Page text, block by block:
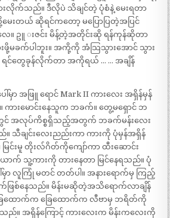
ားလိုက်သည်။ ဒီလိုပဲ သိချင်တဲ့ ပုံစံနဲ့ မေးရတာ
မေးတယ် ဆိုရင်ကတော့ မပြောပြတဲ့အပြင်
လေ။ ဥူ းဇင်း မိန့်တဲ့အတိုင်းဆို ရန်ကုန်ဆိုတာ
ဖို့မခက်ပါဘူး။ အကို့ကို အံသြသွားအောင် သွား
ရင်တွေခုန်လိုက်တာ အကိုရယ် … … အချိန်
ါ်မှာ အဖြူ ရောင် Mark II ကားလေး အရှိန်မှန်
ကားမောင်းနေသူက ဘခက်။ တွေ့မရှောင် ဘ
းတွင် အလုပ်ကိစ္စရှိသည့်အတွက် ဘခက်မန်းလေး
။ သီချင်းလေးညည်းကာ ကားကို ပုံမှန်အရှိန်
မြင်းမူ တိုးလ်ဂိတ်ကိုကျော်ကာ ထီးဆောင်း
က် သူ့ကားကို တားနေတာ မြင်နေရသည်။ ပုံ
မှာ လူကြုံ မတင် တတ်ပါ။ အနားရောက်မှ ကြည့်
ဖြစ်နေသည်။ မိန်းမဆိုတဲ့အသိရောက်လာချိန်
ြေထောက်က ခြေထောက်က လီဗာမှ ဘရိတ်ကို
။ အရှိန်ကြောင့် ကားလေးက မိန်းကလေးကို